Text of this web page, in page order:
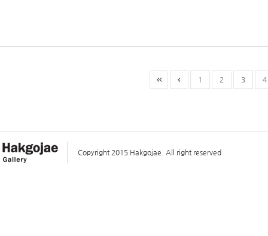
1 2 3 4
Copyright 2015 Hakgojae. All right reserved